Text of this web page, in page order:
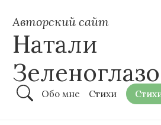
Авторский сайт
Натали
Обо мне Стихи